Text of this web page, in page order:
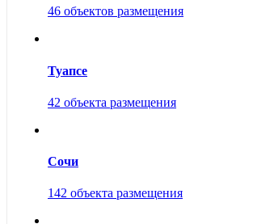
46 объектов размещения
Туапсе
42 объекта размещения
Сочи
142 объекта размещения